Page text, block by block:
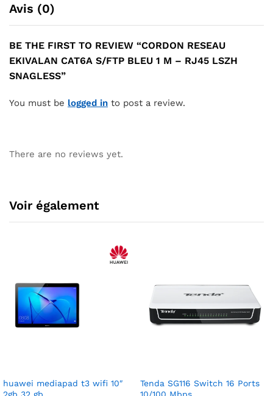
Avis (0)
BE THE FIRST TO REVIEW “CORDON RESEAU
EKIVALAN CAT6A S/FTP BLEU 1 M – RJ45 LSZH
SNAGLESS”
You must be logged in to post a review.
There are no reviews yet.
Voir également
huawei mediapad t3 wifi 10″
Tenda SG116 Switch 16 Ports